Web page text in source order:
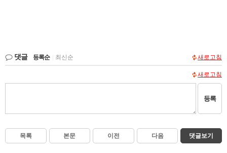
댓글 등록순 최신순 새로고침
새로고침
등록
목록 본문 이전 다음 댓글보기